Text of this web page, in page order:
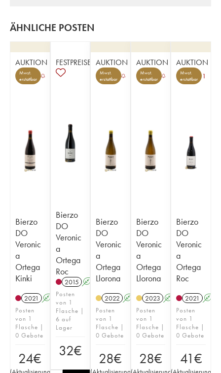
ÄHNLICHE POSTEN
AUKTION
Mwst.
erstattbar
Bierzo
DO
Veronic
a
Ortega
Kinki
2021 A
Posten
von 1
Flasche |
0 Gebote
24€
FESTPREISE
Bierzo
DO
Veronic
a
Ortega
Roc
2015 A
Posten
von 1
Flasche |
6 auf
Lager
32€
AUKTION
Mwst.
erstattbar
Bierzo
DO
Veronic
a
Ortega
Llorona
2022 A
Posten
von 1
Flasche |
0 Gebote
28€
AUKTION
Mwst.
erstattbar
Bierzo
DO
Veronic
a
Ortega
Llorona
2023 A
Posten
von 1
Flasche |
0 Gebote
28€
AUKTION
Mwst.
erstattbar
1
Bierzo
DO
Veronic
a
Ortega
Roc
2021 A
Posten
von 1
Flasche |
0 Gebote
41€